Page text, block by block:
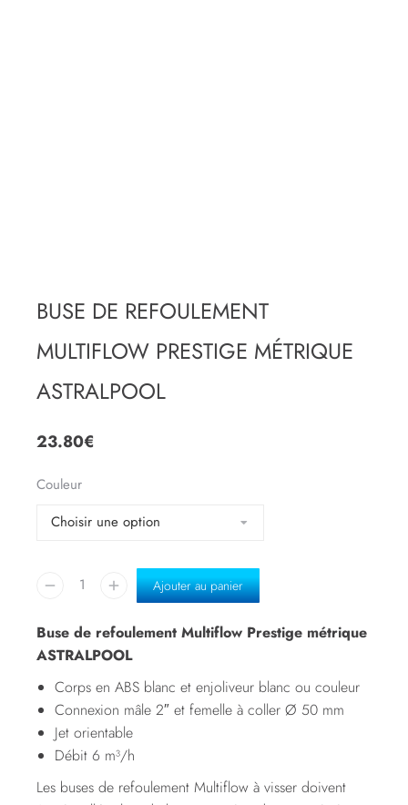
BUSE DE REFOULEMENT
MULTIFLOW PRESTIGE MÉTRIQUE
ASTRALPOOL
23.80€
Couleur
Ajouter au panier
Buse de refoulement Multiflow Prestige métrique
ASTRALPOOL
Corps en ABS blanc et enjoliveur blanc ou couleur
Connexion mâle 2″ et femelle à coller Ø 50 mm
Jet orientable
Débit 6 m³/h
Les buses de refoulement Multiflow à visser doivent